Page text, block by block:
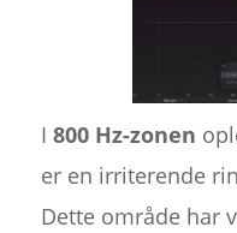
I 800 Hz-zonen
er en irriterende
Dette område har